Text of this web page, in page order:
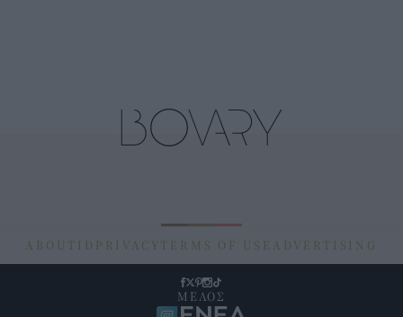
ABOUT ID PRIVACY TERMS OF USE ADVERTISING
ΜΕΛΟΣ